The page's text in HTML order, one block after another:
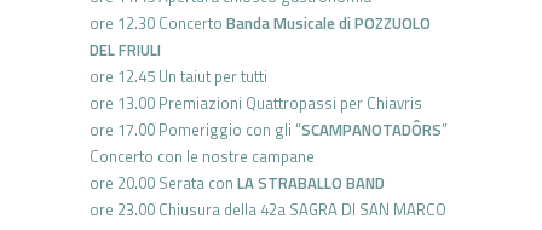
ore 12.30 Concerto Banda Musicale di POZZUOLO
DEL FRIULI
ore 12.45 Un taiut per tutti
ore 13.00 Premiazioni Quattropassi per Chiavris
ore 17.00 Pomeriggio con gli “SCAMPANOTADÔRS”
Concerto con le nostre campane
ore 20.00 Serata con LA STRABALLO BAND
ore 23.00 Chiusura della 42a SAGRA DI SAN MARCO